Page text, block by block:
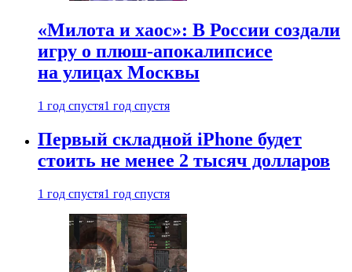
«Милота и хаос»: В России создали
игру о плюш-апокалипсисе
на улицах Москвы
1 год спустя1 год спустя
Первый складной iPhone будет
стоить не менее 2 тысяч долларов
1 год спустя1 год спустя